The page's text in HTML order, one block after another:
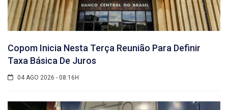
Copom Inicia Nesta Terça Reunião Para Definir
Taxa Básica De Juros
04 AGO 2026 - 08:16H